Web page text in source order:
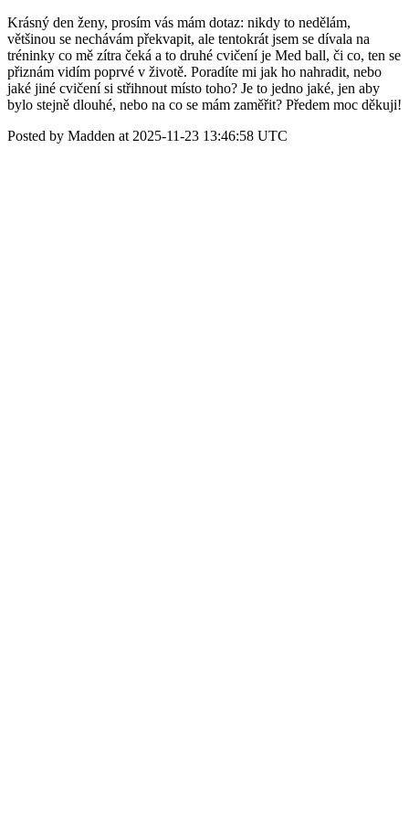
Krásný den ženy, prosím vás mám dotaz: nikdy to nedělám,
většinou se nechávám překvapit, ale tentokrát jsem se dívala na
tréninky co mě zítra čeká a to druhé cvičení je Med ball, či co, ten se
přiznám vidím poprvé v životě. Poradíte mi jak ho nahradit, nebo
jaké jiné cvičení si střihnout místo toho? Je to jedno jaké, jen aby
bylo stejně dlouhé, nebo na co se mám zaměřit? Předem moc děkuji!
Posted by Madden at 2025-11-23 13:46:58 UTC